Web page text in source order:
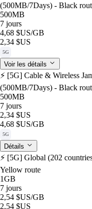
(500MB/7Days) - Black
500MB
7 jours
4,68 $US/GB
2,34 $US
5G
Voir les détails
⚡️ [5G] Cable & Wireless
(500MB/7Days) - Black
500MB
7 jours
2,34 $US
4,68 $US/GB
5G
Détails
⚡️ [5G] Global (202
Yellow route
1GB
7 jours
2,54 $US/GB
2,54 $US